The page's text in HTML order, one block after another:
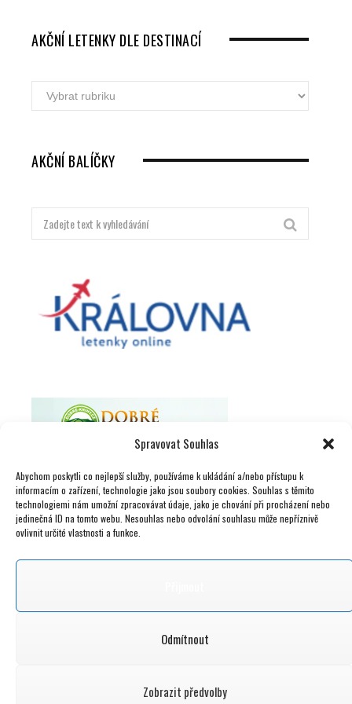
Spravovat Souhlas
Abychom poskytli co nejlepší služby, používáme k ukládání a/nebo přístupu k
informacím o zařízení, technologie jako jsou soubory cookies. Souhlas s těmito
technologiemi nám umožní zpracovávat údaje, jako je chování při procházení nebo
jedinečná ID na tomto webu. Nesouhlas nebo odvolání souhlasu může nepříznivě
ovlivnit určité vlastnosti a funkce.
Odmítnout
Zobrazit předvolby
AKČNÍ LETENKY DLE DESTINACÍ
Akční
letenky
destinací
AKČNÍ BALÍČKY
Hledat:
© 2015 – 2026 nacestylevne.cz | info@nacestylevne. cz